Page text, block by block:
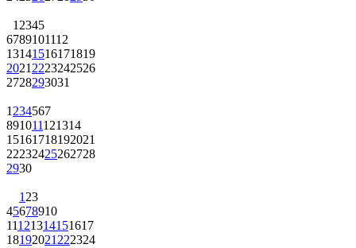
7 8910
1314151617
20212223242526
2728 293031
8 9101112
151617181920
22232425262728
2930
6 78
1112131415
18192021222324
25262728 293031